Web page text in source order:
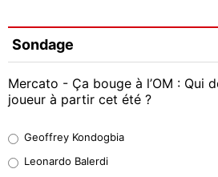
Sondage
Mercato - Ça bouge à l’OM : Qui
joueur à partir cet été ?
38%
Geoffrey Kondogbia
Leonardo Balerdi